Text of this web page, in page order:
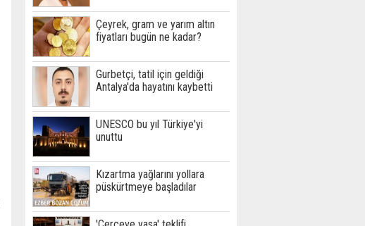
Çeyrek, gram ve yarım altın
fiyatları bugün ne kadar?
Gurbetçi, tatil için geldiği
Antalya'da hayatını kaybetti
UNESCO bu yıl Türkiye'yi
unuttu
Kızartma yağlarını yollara
püskürtmeye başladılar